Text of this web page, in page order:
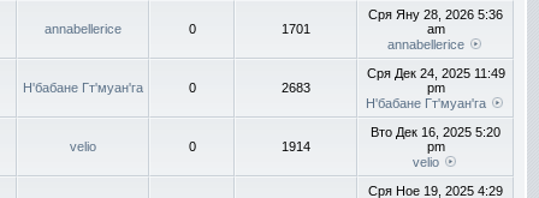
annabellerice 0 1701
Сря Яну 28, 2026 5:36
am
annabellerice
Н'бабане Гт'муан'га 0 2683
Сря Дек 24, 2025 11:49
pm
Н'бабане Гт'муан'га
velio 0 1914
Вто Дек 16, 2025 5:20
pm
velio
Сря Ное 19, 2025 4:29